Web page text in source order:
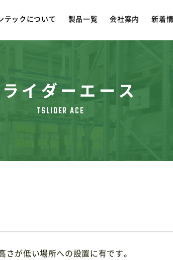
テックについて 製品一覧 会社案内 新着
イダーエース
が低い場所への設置に有です。